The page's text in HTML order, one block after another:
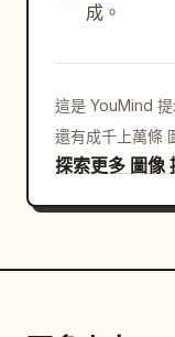
成。
這是 YouMind
還有成千上萬條
探索更多 圖像